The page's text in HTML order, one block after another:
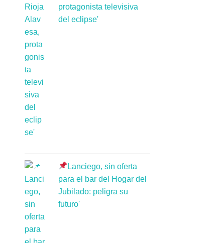
protagonista televisiva
del eclipse'
Lanciego, sin oferta
para el bar del Hogar del
Jubilado: peligra su
futuro'